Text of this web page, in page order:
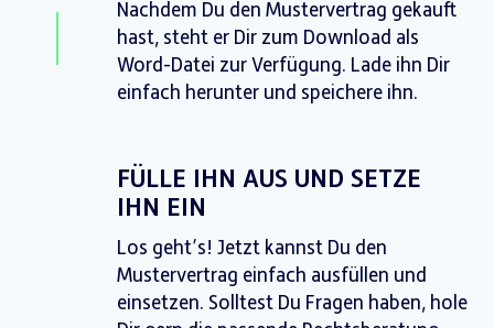
Nachdem Du den Mustervertrag gekauft
hast, steht er Dir zum Download als
Word-Datei zur Verfügung. Lade ihn Dir
einfach herunter und speichere ihn.
FÜLLE IHN AUS UND SETZE
IHN EIN
Los geht’s! Jetzt kannst Du den
Mustervertrag einfach ausfüllen und
einsetzen. Solltest Du Fragen haben, hole